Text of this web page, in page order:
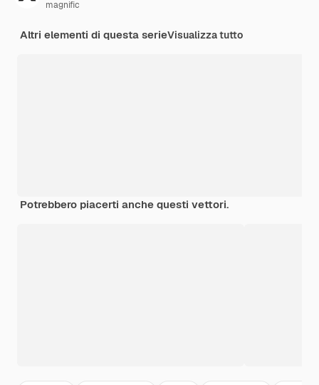
magnific
Altri elementi di questa serieVisualizza tutto
Potrebbero piacerti anche questi vettori.